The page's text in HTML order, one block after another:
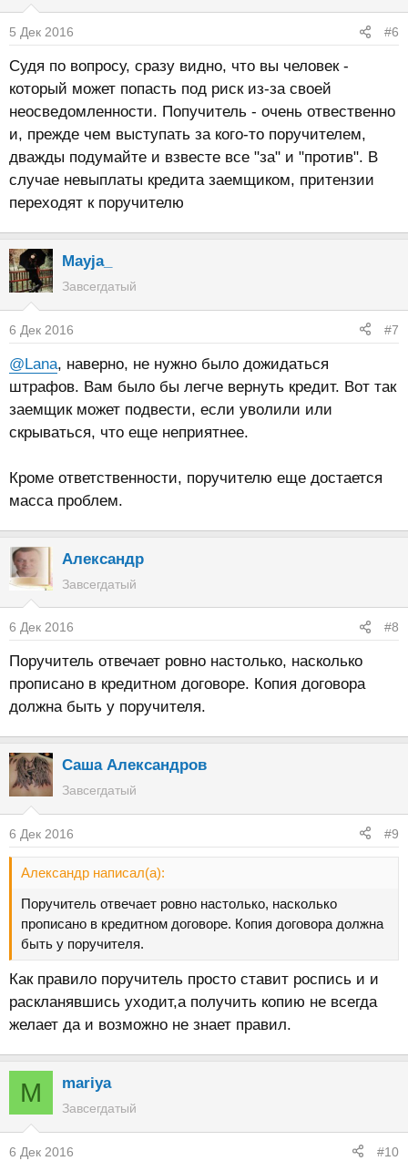
5 Дек 2016 #6
Судя по вопросу, сразу видно, что вы человек -
который может попасть под риск из-за своей
неосведомленности. Попучитель - очень отвественно
и, прежде чем выступать за кого-то поручителем,
дважды подумайте и взвесте все "за" и "против". В
случае невыплаты кредита заемщиком, притензии
переходят к поручителю
Mayja_
Завсегдатый
6 Дек 2016 #7
@Lana, наверно, не нужно было дожидаться
штрафов. Вам было бы легче вернуть кредит. Вот так
заемщик может подвести, если уволили или
скрываться, что еще неприятнее.
Кроме ответственности, поручителю еще достается
масса проблем.
Александр
Завсегдатый
6 Дек 2016 #8
Поручитель отвечает ровно настолько, насколько
прописано в кредитном договоре. Копия договора
должна быть у поручителя.
Саша Александров
Завсегдатый
6 Дек 2016 #9
Александр написал(а):
Поручитель отвечает ровно настолько, насколько
прописано в кредитном договоре. Копия договора должна
быть у поручителя.
Как правило поручитель просто ставит роспись и и
раскланявшись уходит,а получить копию не всегда
желает да и возможно не знает правил.
M mariya
Завсегдатый
6 Дек 2016 #10